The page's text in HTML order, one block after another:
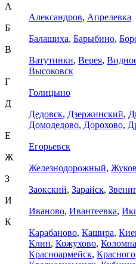
А
Александров, Апрелевка
Б
Балашиха, Барыбино,
В
Ватутинки, Верея,
Высоковск
Г
Голицыно
Д
Дедовск, Дзержинский,
Домодедово, Дорохово,
Е
Егорьевск
Ж
Железнодорожный,
З
Заокский, Зарайск,
И
Иваново, Ивантеевка,
К
Карабаново, Кашира,
Клин, Кожухово, Коломна
Красноармейск,